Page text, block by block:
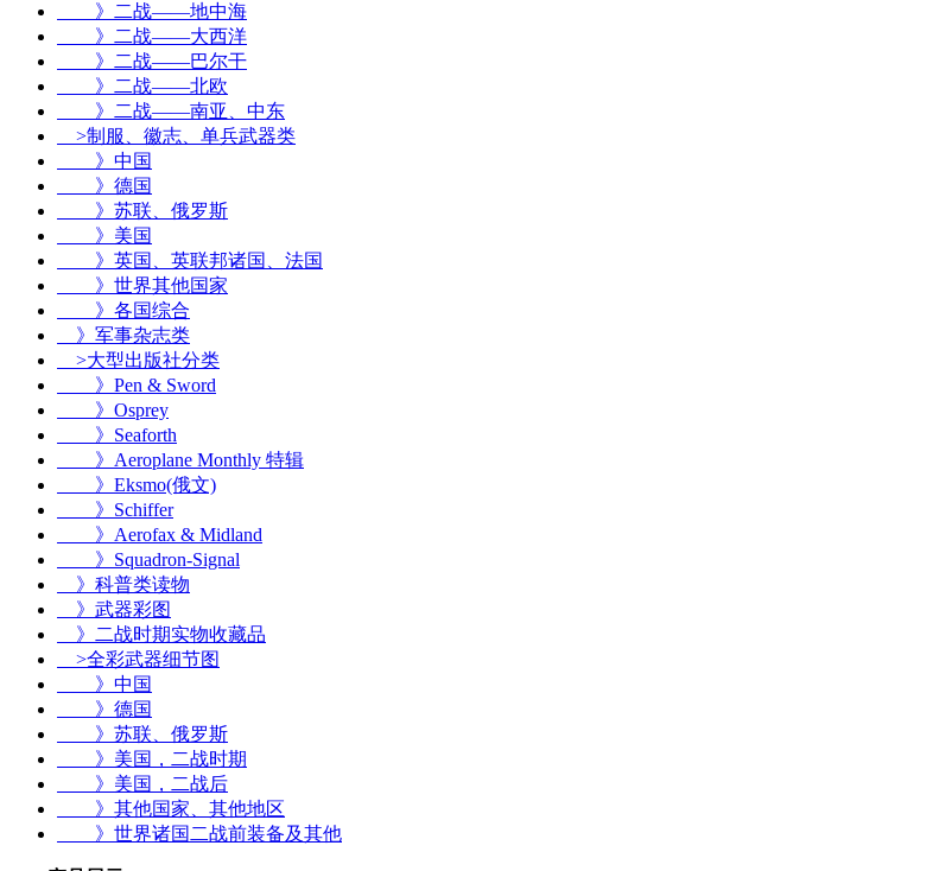
》二战——地中海
》二战——大西洋
》二战——巴尔干
》二战——北欧
》二战——南亚、中东
>制服、徽志、单兵武器类
》中国
》德国
》苏联、俄罗斯
》美国
》英国、英联邦诸国、法国
》世界其他国家
》各国综合
》 军事杂志类
>大型出版社分类
》Pen & Sword
》Osprey
》Seaforth
》Aeroplane Monthly 特辑
》Eksmo(俄文)
》Schiffer
》Aerofax & Midland
》Squadron-Signal
》 科普类读物
》 武器彩图
》
二战时期实物收藏品
>全彩武器细节图
》中国
》德国
》苏联、俄罗斯
》美国，二战时期
》美国，二战后
》其他国家、其他地区
》世界诸国二战前装备及其他